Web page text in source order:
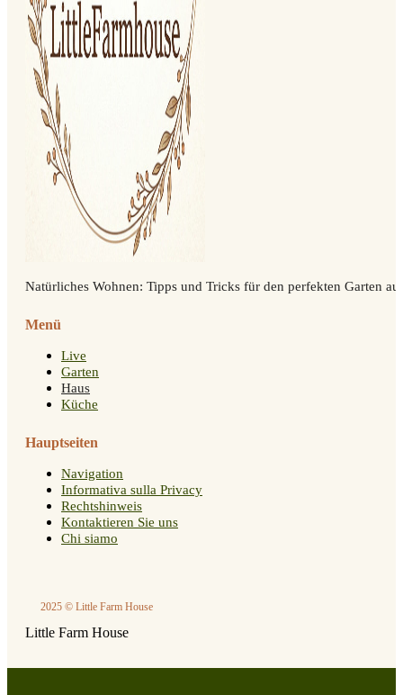
Natürliches Wohnen: Tipps und Tricks für den perfekten Garten
Menü
Live
Garten
Haus
Küche
Hauptseiten
Navigation
Informativa sulla Privacy
Rechtshinweis
Kontaktieren Sie uns
Chi siamo
2025 © Little Farm House
Little Farm House